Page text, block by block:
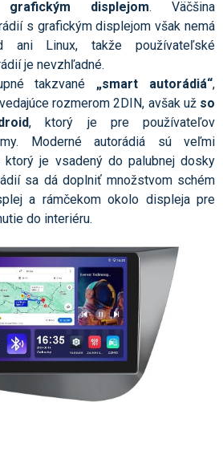
displejom. Väčšina
s grafickým displejom však nemá
ani Linux, takže používateľské
je nevzhľadné.
takzvané „smart autorádiá“,
rozmerom 2DIN, avšak už so
, ktorý je pre používateľov
Moderné autorádiá sú veľmi
ktorý je vsadený do palubnej dosky
sa dá doplniť množstvom schém
a rámčekom okolo displeja pre
do interiéru.